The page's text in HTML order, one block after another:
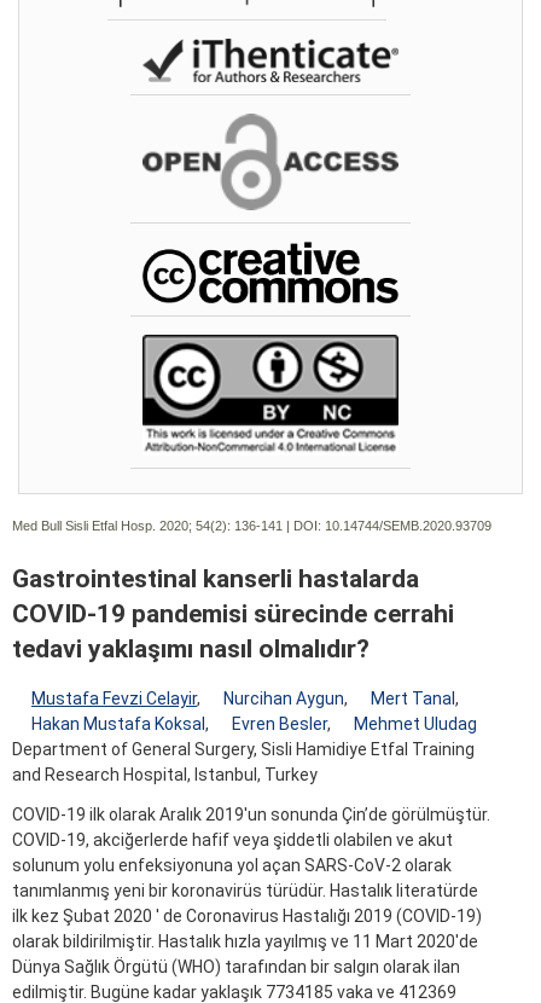
Med Bull Sisli Etfal Hosp. 2020; 54(2): 136-141 | DOI: 10.14744/SEMB.2020.93709
Gastrointestinal kanserli hastalarda
COVID-19 pandemisi sürecinde cerrahi
tedavi yaklaşımı nasıl olmalıdır?
Mustafa Fevzi Celayir, Nurcihan Aygun, Mert Tanal,
Hakan Mustafa Koksal, Evren Besler,
Mehmet Uludag
Department of General Surgery, Sisli Hamidiye Etfal Training
and Research Hospital, Istanbul, Turkey
COVID-19 ilk olarak Aralık 2019'un sonunda Çin’de görülmüştür.
COVID-19, akciğerlerde hafif veya şiddetli olabilen ve akut
solunum yolu enfeksiyonuna yol açan SARS-CoV-2 olarak
tanımlanmış yeni bir koronavirüs türüdür. Hastalık literatürde
ilk kez Şubat 2020 ' de Coronavirus Hastalığı 2019 (COVID-19)
olarak bildirilmiştir. Hastalık hızla yayılmış ve 11 Mart 2020'de
Dünya Sağlık Örgütü (WHO) tarafından bir salgın olarak ilan
edilmiştir. Bugüne kadar yaklaşık 7734185 vaka ve 412369